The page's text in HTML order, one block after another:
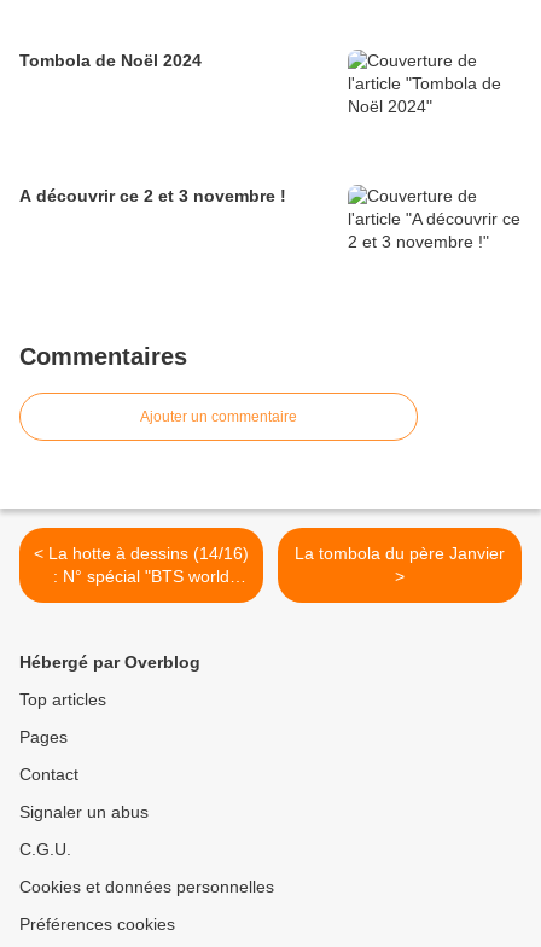
Tombola de Noël 2024
A découvrir ce 2 et 3 novembre !
Commentaires
Ajouter un commentaire
< La hotte à dessins (14/16)
: N° spécial "BTS world
Tour" (part two)
La tombola du père Janvier
>
Hébergé par Overblog
Top articles
Pages
Contact
Signaler un abus
C.G.U.
Cookies et données personnelles
Préférences cookies